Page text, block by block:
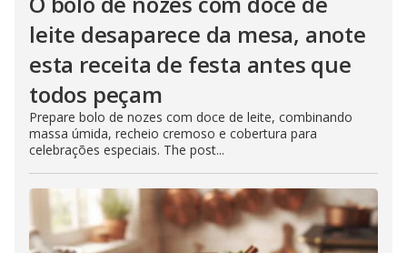
leite desaparece da mesa, anote
esta receita de festa antes que
todos peçam
Prepare bolo de nozes com doce de leite, combinando
massa úmida, recheio cremoso e cobertura para
celebrações especiais. The post...